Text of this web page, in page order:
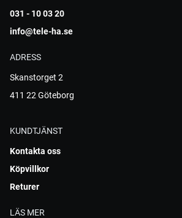
031 - 10 03 20
info@tele-ha.se
ADRESS
Skanstorget 2
411 22 Göteborg
KUNDTJÄNST
Kontakta oss
Köpvillkor
Returer
LÄS MER